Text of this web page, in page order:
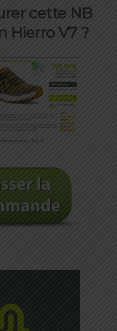
cette NB
Hierro V7 ?
partenaire i-Run.fr